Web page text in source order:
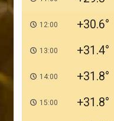
12:00 +30.6
13:00 +31.4
14:00 +31.8
15:00 +31.8